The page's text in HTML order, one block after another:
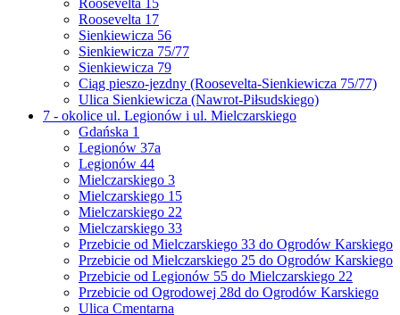
Roosevelta 17
Sienkiewicza 56
Sienkiewicza 75/77
Sienkiewicza 79
Ciąg pieszo-jezdny (Roosevelta-Sienkiewicza 75/77)
Ulica Sienkiewicza (Nawrot-Piłsudskiego)
7 - okolice ul. Legionów i ul. Mielczarskiego
Gdańska 1
Legionów 37a
Legionów 44
Mielczarskiego 3
Mielczarskiego 15
Mielczarskiego 22
Mielczarskiego 33
Przebicie od Mielczarskiego 33 do Ogrodów Karskiego
Przebicie od Mielczarskiego 25 do Ogrodów Karskiego
Przebicie od Legionów 55 do Mielczarskiego 22
Przebicie od Ogrodowej 28d do Ogrodów Karskiego
Ulica Cmentarna